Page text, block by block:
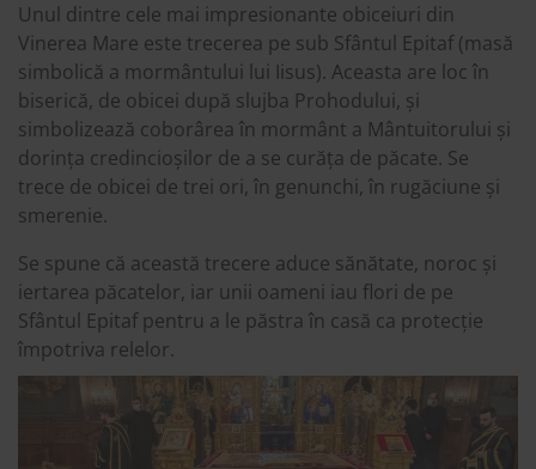
Unul dintre cele mai impresionante obiceiuri din
Vinerea Mare este trecerea pe sub Sfântul Epitaf (masă
simbolică a mormântului lui Iisus). Aceasta are loc în
biserică, de obicei după slujba Prohodului, și
simbolizează coborârea în mormânt a Mântuitorului și
dorința credincioșilor de a se curăța de păcate. Se
trece de obicei de trei ori, în genunchi, în rugăciune și
smerenie.
Se spune că această trecere aduce sănătate, noroc și
iertarea păcatelor, iar unii oameni iau flori de pe
Sfântul Epitaf pentru a le păstra în casă ca protecție
împotriva relelor.